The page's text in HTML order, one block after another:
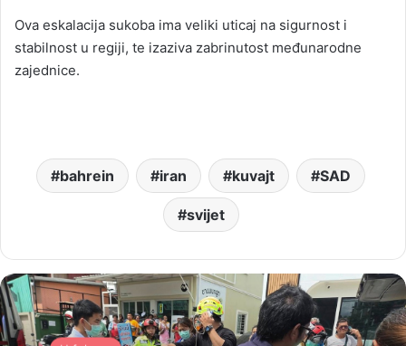
Ova eskalacija sukoba ima veliki uticaj na sigurnost i
stabilnost u regiji, te izaziva zabrinutost međunarodne
zajednice.
bahrein iran kuvajt SAD
svijet